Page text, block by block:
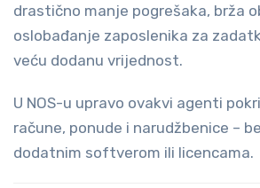
drastično manje pogrešaka, brža
oslobađanje zaposlenika za
veću dodanu vrijednost.
U NOS-u upravo ovakvi agenti
račune, ponude i narudžbenice –
dodatnim softverom ili licencama.